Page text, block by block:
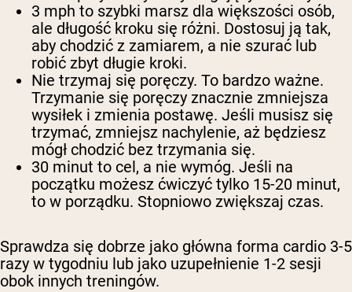
3 mph to szybki marsz dla większości osób,
ale długość kroku się różni. Dostosuj ją tak,
aby chodzić z zamiarem, a nie szurać lub
robić zbyt długie kroki.
Nie trzymaj się poręczy. To bardzo ważne.
Trzymanie się poręczy znacznie zmniejsza
wysiłek i zmienia postawę. Jeśli musisz się
trzymać, zmniejsz nachylenie, aż będziesz
mógł chodzić bez trzymania się.
30 minut to cel, a nie wymóg. Jeśli na
początku możesz ćwiczyć tylko 15-20 minut,
to w porządku. Stopniowo zwiększaj czas.
Sprawdza się dobrze jako główna forma cardio 3-5
razy w tygodniu lub jako uzupełnienie 1-2 sesji
obok innych treningów.